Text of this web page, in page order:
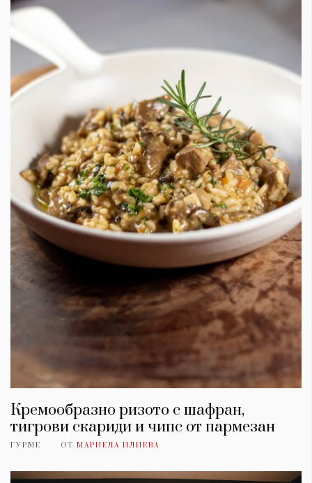
Кремообразно ризото с шафран,
тигрови скариди и чипс от пармезан
ГУРМЕ ОТ МАРИЕЛА ИЛИЕВА